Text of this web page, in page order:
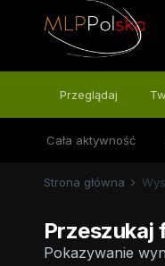
Przeglądaj
Cała aktywność
Strona główna
Przeszukaj
Pokazywanie